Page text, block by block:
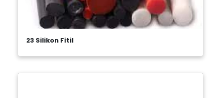
23 Silikon Fitil